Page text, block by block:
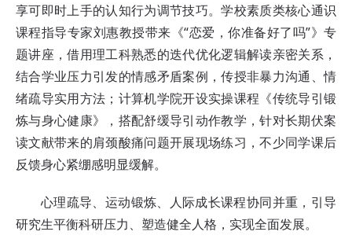
享可即时上手的认知行为调节技巧。学校素质类核心通识
课程指导专家刘惠教授带来《“恋爱，你准备好了吗”》专
题讲座，借用理工科熟悉的迭代优化逻辑解读亲密关系，
结合学业压力引发的情感矛盾案例，传授非暴力沟通、情
绪疏导实用方法；计算机学院开设实操课程《传统导引锻
炼与身心健康》，搭配舒缓导引动作教学，针对长期伏案
读文献带来的肩颈酸痛问题开展现场练习，不少同学课后
反馈身心紧绷感明显缓解。
心理疏导、运动锻炼、人际成长课程协同并重，引导
研究生平衡科研压力、塑造健全人格，实现全面发展。